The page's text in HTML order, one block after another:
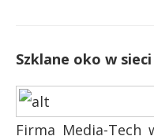
Szklane oko w sieci
Firma Media-Tech